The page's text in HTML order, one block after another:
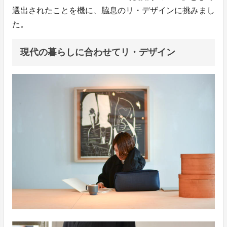
選出されたことを機に、脇息のリ・デザインに挑みまし
た。
現代の暮らしに合わせてリ・デザイン